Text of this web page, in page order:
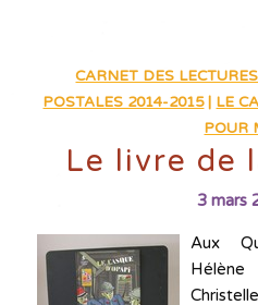
CARNET DES
POSTALES 2014-2015| LE
POUR
Le livre de
3 mars
Aux